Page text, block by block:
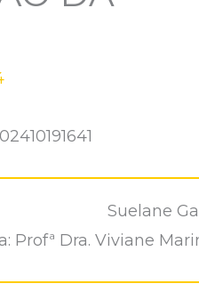
Suelane
Profª Dra. Viviane